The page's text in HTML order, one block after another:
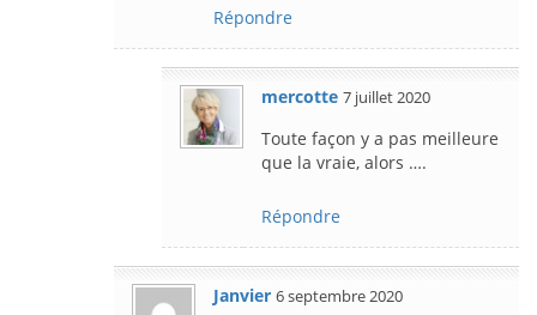
Répondre
mercotte 7 juillet 2020
Toute façon y a pas meilleure
que la vraie, alors ….
Répondre
Janvier 6 septembre 2020